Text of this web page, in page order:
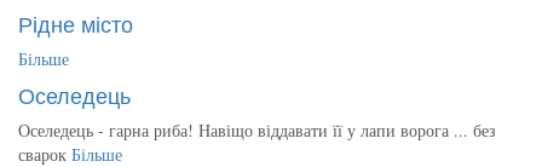
Рідне місто
Більше
Оселедець
Оселедець - гарна риба! Навіщо віддавати її у лапи ворога ... без
сварок Більше